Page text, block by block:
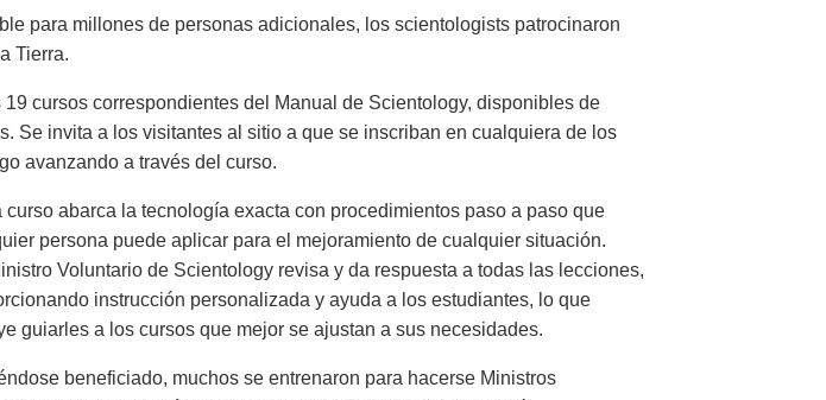
para millones de personas adicionales, los scientologists patrocinaron
Tierra.
cursos correspondientes del Manual de Scientology, disponibles de
Se invita a los visitantes al sitio a que se inscriban en cualquiera de los
avanzando a través del curso.
curso abarca la tecnología exacta con procedimientos paso a paso que
persona puede aplicar para el mejoramiento de cualquier situación.
Voluntario de Scientology revisa y da respuesta a todas las lecciones,
instrucción personalizada y ayuda a los estudiantes, lo que
guiarles a los cursos que mejor se ajustan a sus necesidades.
beneficiado, muchos se entrenaron para hacerse Ministros